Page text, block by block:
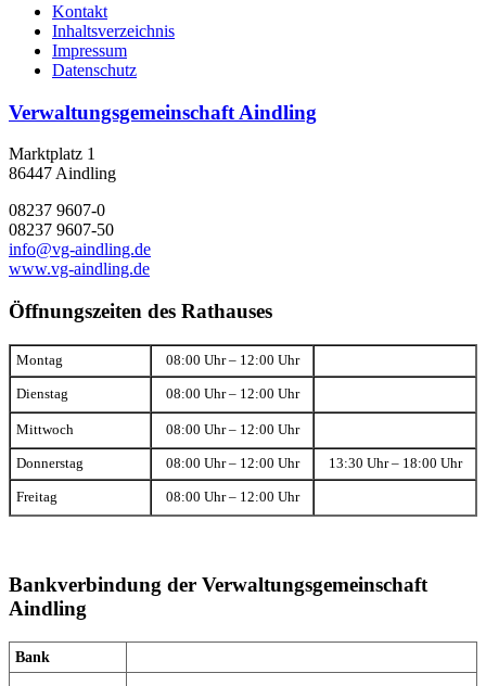
Kontakt
Inhaltsverzeichnis
Impressum
Datenschutz
Verwaltungsgemeinschaft Aindling
Marktplatz 1
86447 Aindling
08237 9607-0
08237 9607-50
info@vg-aindling.de
www.vg-aindling.de
Öffnungszeiten des Rathauses
Montag 08:00 Uhr – 12:00 Uhr
Dienstag 08:00 Uhr – 12:00 Uhr
Mittwoch 08:00 Uhr – 12:00 Uhr
Donnerstag 08:00 Uhr – 12:00 Uhr 13:30 Uhr – 18:00 Uhr
Freitag 08:00 Uhr – 12:00 Uhr
Bankverbindung der Verwaltungsgemeinschaft
Aindling
Bank